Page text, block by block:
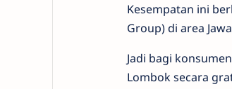
Kesempatan ini
Group) di area
Jadi bagi
Lombok secara